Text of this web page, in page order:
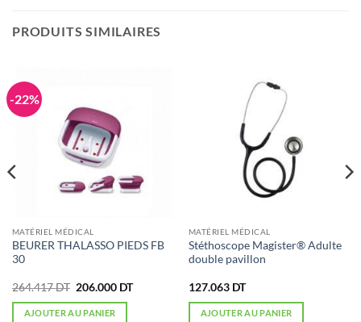
PRODUITS SIMILAIRES
-22%
MATÉRIEL MÉDICAL
BEURER THALASSO PIEDS FB
30
264.417DT Le
initial
était :
206.000 DTLe
AJOUTER AU PANIER
MATÉRIEL MÉDICAL
Stéthoscope Magister® Adulte
double pavillon
127.063 DT
AJOUTER AU PANIER